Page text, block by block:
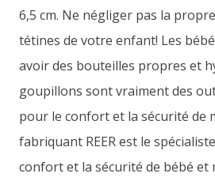
6,5 cm. Ne négliger pas la
tétines de votre enfant! Les
avoir des bouteilles propres et
goupillons sont vraiment des
pour le confort et la sécurité de
fabriquant REER est le
confort et la sécurité de bébé et